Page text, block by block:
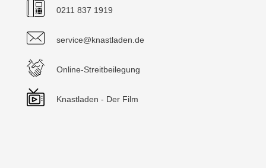
0211 837 1919
service@knastladen.de
Online-Streitbeilegung
Knastladen - Der Film